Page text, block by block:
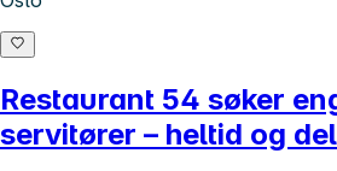
Restaurant 54 søker
servitører – heltid og